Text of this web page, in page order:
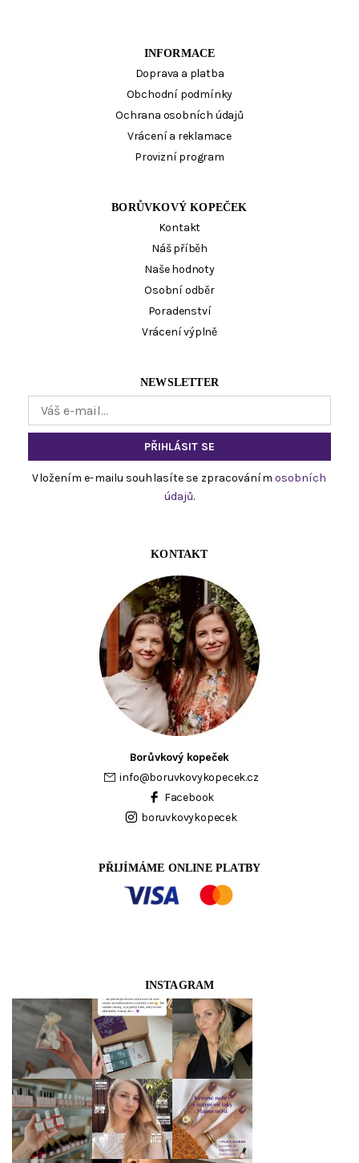
INFORMACE
Doprava a platba
Obchodní podmínky
Ochrana osobních údajů
Vrácení a reklamace
Provizní program
BORŮVKOVÝ KOPEČEK
Kontakt
Náš příběh
Naše hodnoty
Osobní odběr
Poradenství
Vrácení výplně
NEWSLETTER
Vložením e-mailu souhlasíte se zpracováním osobních
údajů.
KONTAKT
Borůvkový kopeček
info@boruvkovykopecek.cz
Facebook
boruvkovykopecek
PŘIJÍMÁME ONLINE PLATBY
INSTAGRAM